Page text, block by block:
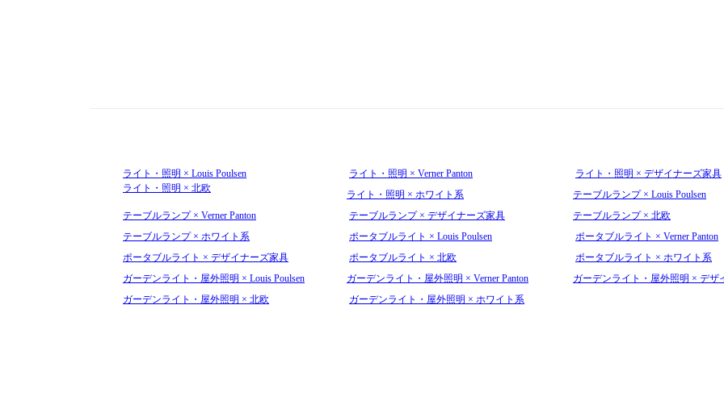
ライト・照明 × Louis Poulsen ライト・照明 × Verner Panton
ライト・照明 × デザイナーズ家具
ライト・照明 × 北欧
ライト・照明 × ホワイト系
テーブルランプ × Louis Poulsen
テーブルランプ × Verner Panton
テーブルランプ × デザイナーズ家具
テーブルランプ × 北欧
テーブルランプ × ホワイト系
ポータブルライト × Louis Poulsen
ポータブルライト × Verner Panton
ポータブルライト × デザイナーズ家具
ポータブルライト × 北欧
ポータブルライト × ホワイト系
ガーデンライト・屋外照明 × Louis Poulsen
ガーデンライト・屋外照明 × Verner Panton
ガーデンライト・屋外照明 × デザ
ガーデンライト・屋外照明 × 北欧
ガーデンライト・屋外照明 × ホワイト系